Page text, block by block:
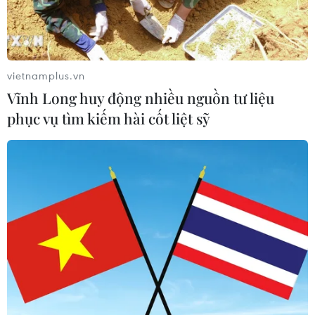
Xem thêm
Tổng Biên tập: TRẦN TIẾN DUẨN
Phó Tổng Biên tập: NGUYỄN THỊ TÁM, KHÚC THANH
THỦY
Sở hữu trí tuệ
Quy định sử dụng
RSS
Hỗ trợ
Ngôn ngữ
TTXVN
vietnamplus.vn
Vĩnh Long huy động nhiều nguồn tư liệu
phục vụ tìm kiếm hài cốt liệt sỹ